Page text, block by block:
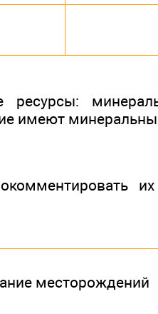
ресурсы:
имеют
их
месторождений